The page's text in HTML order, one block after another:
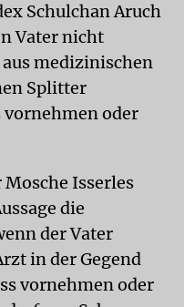
Schulchan Aruch
Vater nicht
medizinischen
Splitter
oder
Isserles
die
der Vater
in der Gegend
vornehmen oder